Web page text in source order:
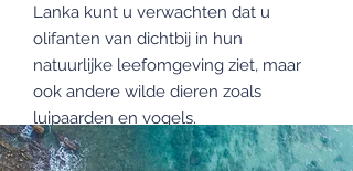
Lanka kunt u verwachten dat u
olifanten van dichtbij in hun
natuurlijke leefomgeving ziet, maar
ook andere wilde dieren zoals
luipaarden en vogels.